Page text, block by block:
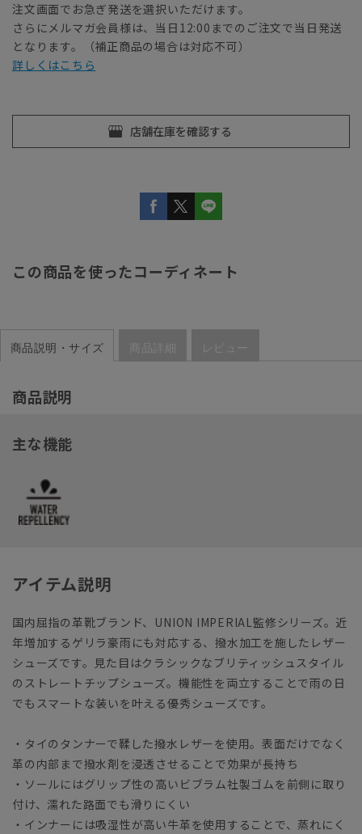
注文画面でお急ぎ発送を選択いただけます。
さらにメルマガ会員様は、当日12:00までのご注文で当日発送
となります。（補正商品の場合は対応不可）
詳しくはこちら
この商品を使ったコーディネート
商品説明・サイズ 商品詳細 レビュー
商品説明
主な機能
アイテム説明
国内屈指の革靴ブランド、UNION IMPERIAL監修シリーズ。近
年増加するゲリラ豪雨にも対応する、撥水加工を施したレザー
シューズです。見た目はクラシックなブリティッシュスタイル
のストレートチップシューズ。機能性を両立することで雨の日
でもスマートな装いを叶える優秀シューズです。
・タイのタンナーで鞣した撥水レザーを使用。表面だけでなく
革の内部まで撥水剤を浸透させることで効果が長持ち
・ソールにはグリップ性の高いビブラム社製ゴムを前側に取り
付け、濡れた路面でも滑りにくい
・インナーには吸湿性が高い牛革を使用することで、蒸れにく